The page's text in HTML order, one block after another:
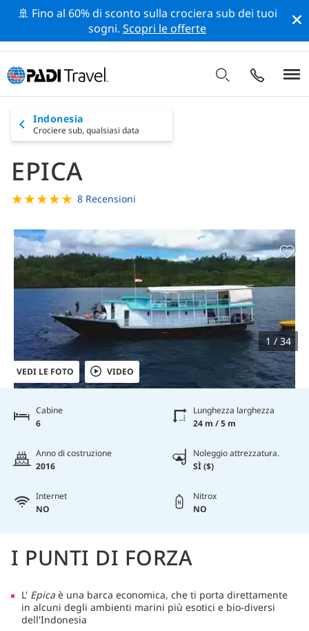
🚢 Fino al 60% di sconto sulla crociera sub dei tuoi
sogni.Scopri le offerte
Indonesia
Crociere sub, qualsiasi data
EPICA
★★★★★ 8 Recensioni
VEDI LE FOTO VIDEO
1 / 34
Cabine
6
Lunghezza larghezza
24 m / 5 m
Anno di costruzione
2016
Noleggio attrezzatura.
SÌ ($)
Internet
NO
Nitrox
NO
I PUNTI DI FORZA
L' Epica è una barca economica, che ti porta direttamente
in alcuni degli ambienti marini più esotici e bio-diversi
dell'Indonesia